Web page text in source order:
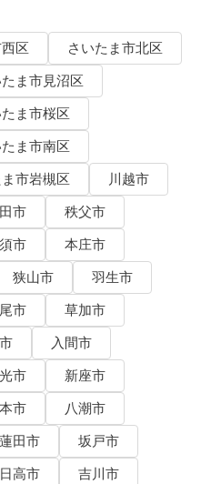
区
さいたま市北区
ま市見沼区
ま市桜区
ま市南区
市岩槻区
川越市
市
秩父市
市
本庄市
狭山市
羽生市
市
草加市
入間市
市
新座市
市
八潮市
蓮田市
坂戸市
日高市
吉川市